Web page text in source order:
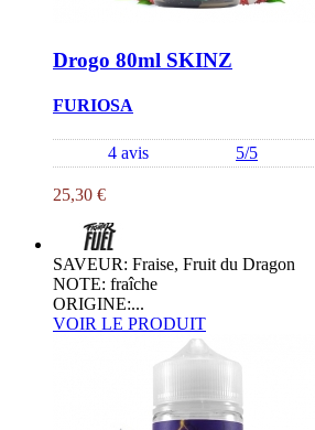
Drogo 80ml SKINZ
FURIOSA
4 avis 5/5
25,30 €
SAVEUR: Fraise, Fruit du Dragon
NOTE: fraîche
ORIGINE:...
VOIR LE PRODUIT